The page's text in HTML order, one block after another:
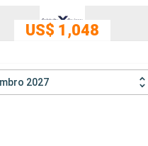
US$ 1,048
2027
Companhias